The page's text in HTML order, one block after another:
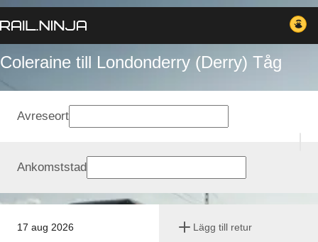
Coleraine till Londonderry (Derry) Tåg
17 aug 2026 Lägg till retur
Avreseort
Ankomststad